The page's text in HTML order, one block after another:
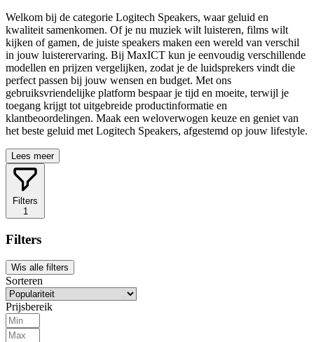
Welkom bij de categorie Logitech Speakers, waar geluid en
kwaliteit samenkomen. Of je nu muziek wilt luisteren, films wilt
kijken of gamen, de juiste speakers maken een wereld van verschil
in jouw luisterervaring. Bij MaxICT kun je eenvoudig verschillende
modellen en prijzen vergelijken, zodat je de luidsprekers vindt die
perfect passen bij jouw wensen en budget. Met ons
gebruiksvriendelijke platform bespaar je tijd en moeite, terwijl je
toegang krijgt tot uitgebreide productinformatie en
klantbeoordelingen. Maak een weloverwogen keuze en geniet van
het beste geluid met Logitech Speakers, afgestemd op jouw lifestyle.
Lees meer
Filters
1
Filters
Wis alle filters
Sorteren
Prijsbereik